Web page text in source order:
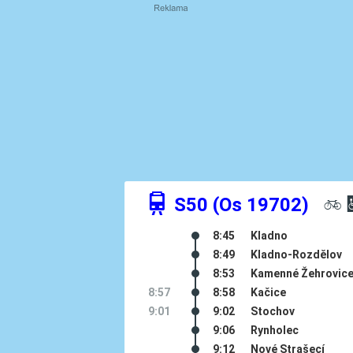
û S50 (Os 19702) L
8:45
Kladno
8:49
Kladno-Rozdělov
8:53
Kamenné Žehrovice
8:57
8:58
Kačice
9:01
9:02
Stochov
9:06
Rynholec
9:12
Nové Strašecí